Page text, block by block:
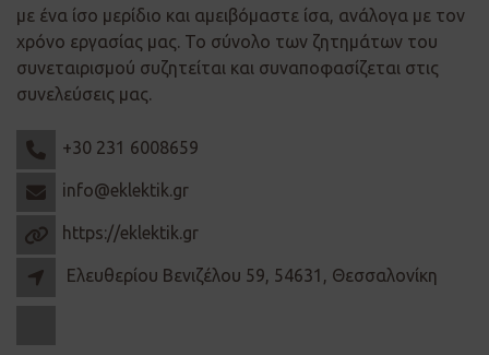
με ένα ίσο μερίδιο και αμειβόμαστε ίσα, ανάλογα με τον
χρόνο εργασίας μας. Το σύνολο των ζητημάτων του
συνεταιρισμού συζητείται και συναποφασίζεται στις
συνελεύσεις μας.
+30 231 6008659
info@eklektik.gr
https://eklektik.gr
Ελευθερίου Βενιζέλου 59, 54631, Θεσσαλονίκη